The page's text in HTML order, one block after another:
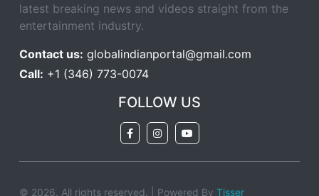
latest breaking news and videos straight from the
entertainment industry.
Contact us: globalindianportal@gmail.com
Call: +1 (346) 773-0074
FOLLOW US
© 2026. All rights reserved. | Powered By Tisser